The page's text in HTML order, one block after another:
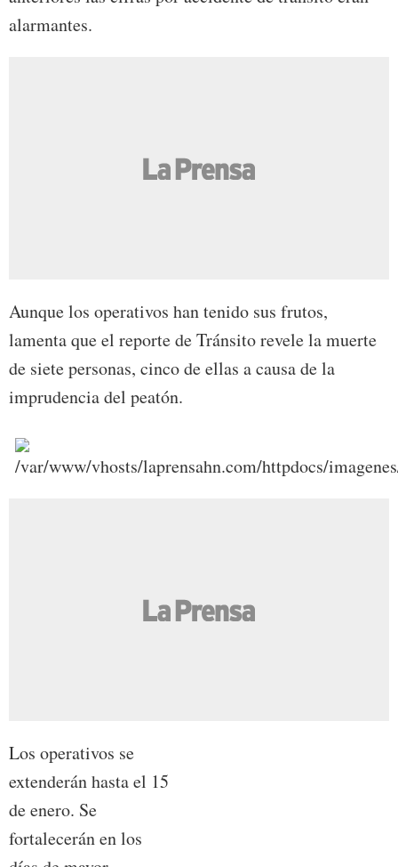
alarmantes.
Aunque los operativos han tenido sus frutos,
lamenta que el reporte de Tránsito revele la muerte
de siete personas, cinco de ellas a causa de la
imprudencia del peatón.
Los operativos se
extenderán hasta el 15
de enero. Se
fortalecerán en los